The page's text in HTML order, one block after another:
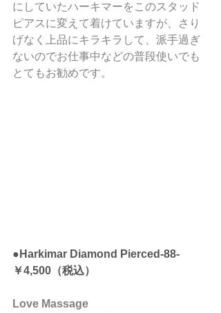
にしていたハーキマーをこのスタッド
ピアスに変えて着けていますが、さり
げなく上品にキラキラして、派手過ぎ
ないのでお仕事中などの普段使いでも
とてもお勧めです。
●Harkimar Diamond Pierced-88-
￥4,500（税込）
Love Massage